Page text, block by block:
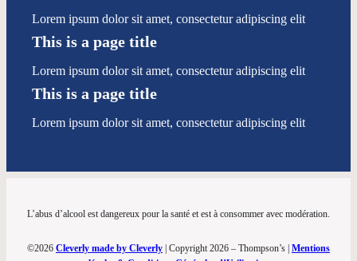
Lorem ipsum dolor sit amet, consectetur adipiscing elit
This is a page title
Lorem ipsum dolor sit amet, consectetur adipiscing elit
This is a page title
Lorem ipsum dolor sit amet, consectetur adipiscing elit
L’abus d’alcool est dangereux pour la santé et est à consommer avec modération.
©2026 Cleverly made by Cleverly | Copyright 2026 – Thompson’s | Mentions